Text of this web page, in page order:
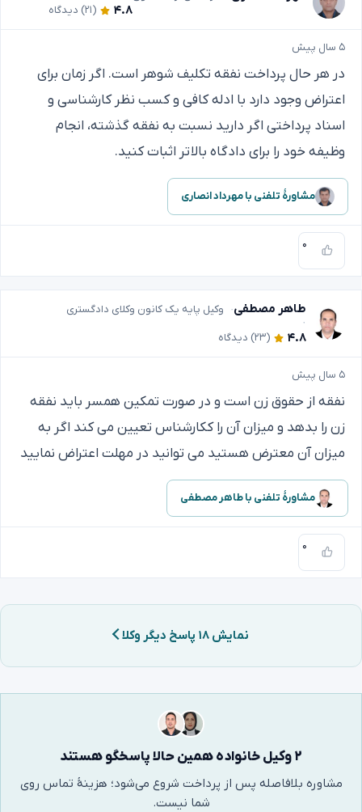
۴.۸ (۲۱) دیدگاه
۵ سال پیش
در هر حال پرداخت نفقه تکلیف شوهر است. اگر زمان برای
اعتراض وجود دارد با ادله کافی و کسب نظر کارشناسی و
اسناد پرداختی اگر دارید نسبت به نفقه گذشته، انجام
وظیفه خود را برای دادگاه بالاتر اثبات کنید.
مشاورهٔ تلفنی با مهرداد انصاری
۰
طاهر مصطفی وکیل پایه یک کانون وکلای دادگستری
۴.۸ (۲۳) دیدگاه
۵ سال پیش
نفقه از حقوق زن است و در صورت تمکین همسر باید نفقه
زن را بدهد و میزان آن را ککارشناس تعیین می کند اگر به
میزان آن معترض هستید می توانید در مهلت اعتراض نمایید
مشاورهٔ تلفنی با طاهر مصطفی
۰
نمایش ۱۸ پاسخ دیگر وکلا
۲ وکیل خانواده همین حالا پاسخگو هستند
مشاوره بلافاصله پس از پرداخت شروع می‌شود؛ هزینهٔ تماس روی
شما نیست.